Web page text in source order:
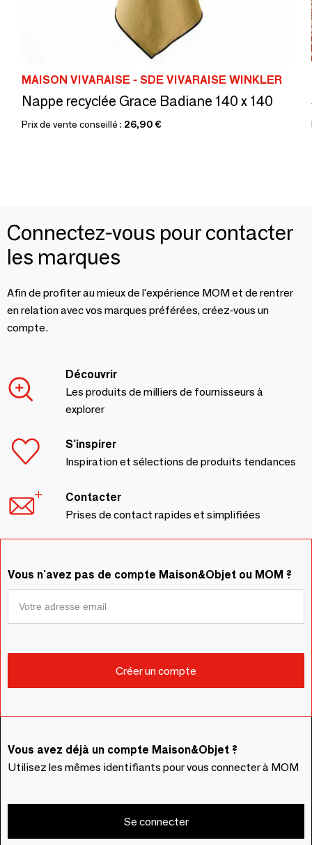
MAISON VIVARAISE - SDE VIVARAISE WINKLER
Nappe recyclée Grace Badiane 140 x 140
Prix de vente conseillé : 26,90 €
Connectez-vous pour contacter
les marques
Afin de profiter au mieux de l'expérience MOM et de rentrer
en relation avec vos marques préférées, créez-vous un
compte.
Découvrir
Les produits de milliers de fournisseurs à
explorer
S'inspirer
Inspiration et sélections de produits tendances
Contacter
Prises de contact rapides et simplifiées
Vous n'avez pas de compte Maison&Objet ou MOM ?
Vous avez déjà un compte Maison&Objet ?
Utilisez les mêmes identifiants pour vous connecter à MOM
Se connecter